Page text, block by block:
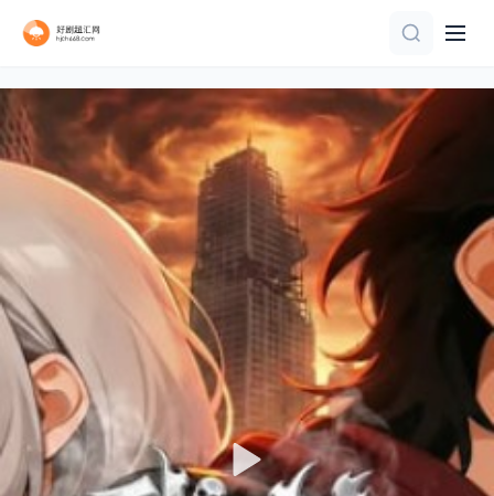
第13集
TC中字
连载中 连载到5集
第16集
完结
第40集已完结
已完结 共20集
第24集完结
第11集完结
第27集完结